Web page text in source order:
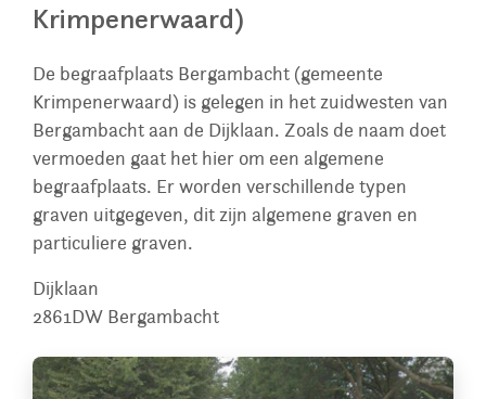
Krimpenerwaard)
De begraafplaats Bergambacht (gemeente
Krimpenerwaard) is gelegen in het zuidwesten van
Bergambacht aan de Dijklaan. Zoals de naam doet
vermoeden gaat het hier om een algemene
begraafplaats. Er worden verschillende typen
graven uitgegeven, dit zijn algemene graven en
particuliere graven.
Dijklaan
2861DW Bergambacht